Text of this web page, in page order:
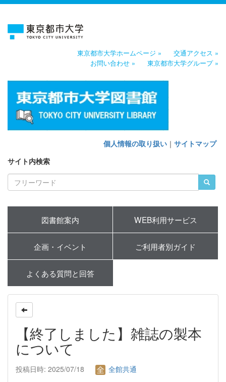
東京都市大学ホームページ »
交通アクセス »
お問い合わせ »
東京都市大学グループ »
個人情報の取り扱い ｜ サイトマップ
サイト内検索
図書館案内 WEB利用サービス
企画・イベント ご利用者別ガイド
よくある質問と回答
【終了しました】雑誌の製本
について
投稿日時: 2025/07/18
全館共通